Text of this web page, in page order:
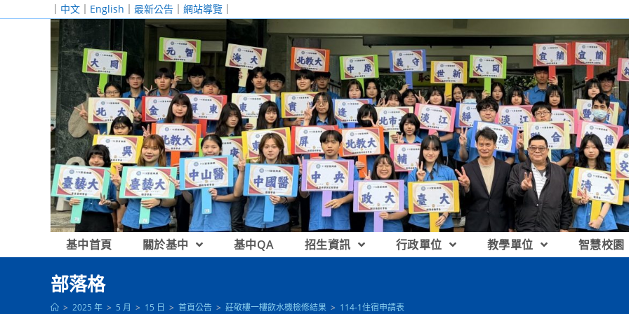
｜ 中文 ｜ English ｜ 最新公告 ｜ 網站導覽 ｜
基中首頁 關於基中 基中QA 招生資訊 行政單位 教學單位 智慧校園
部落格
> 2025 年 > 5 月 > 15 日 > 首頁公告 > 莊敬樓一樓飲水機檢修結果 > 114-1住宿申請表